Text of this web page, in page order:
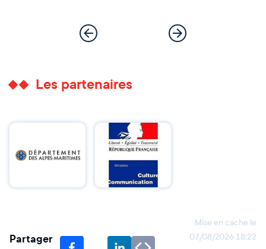
Les partenaires
Partager
Mise en cache le
07/08/2026 18:22